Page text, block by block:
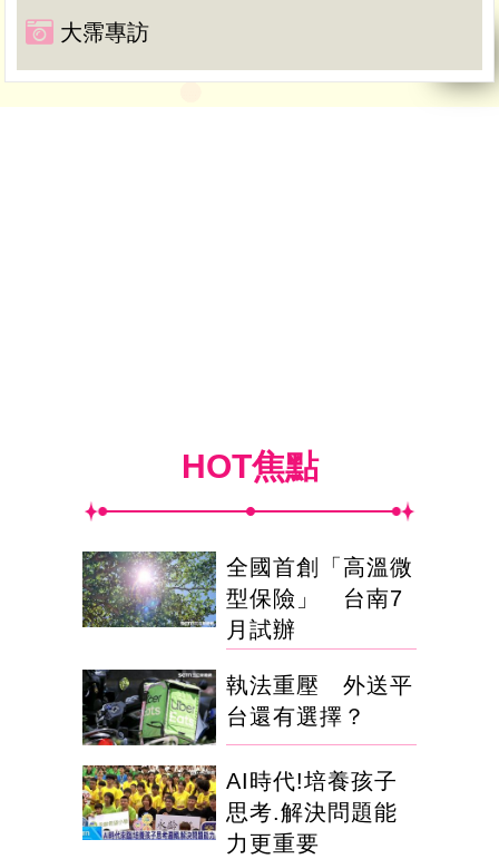
大霈專訪
HOT焦點
全國首創「高溫微
型保險」 台南7
月試辦
執法重壓 外送平
台還有選擇？
AI時代!培養孩子
思考.解決問題能
力更重要